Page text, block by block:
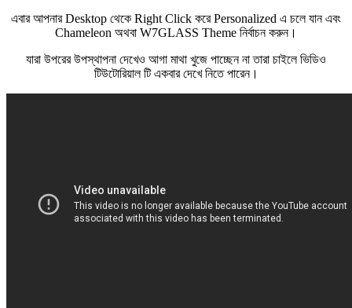
এবার আপনার Desktop থেকে Right Click করে Personalized এ চলে যান এবং
Chameleon অথবা W7GLASS Theme নির্বাচন করুন।
যারা উপরের উপস্থাপনা দেখেও আগা মাথা খুজে পাচ্ছেন না তারা চাইলে ভিডিও
টিউটোরিয়াল টি একবার দেখে নিতে পারেন।